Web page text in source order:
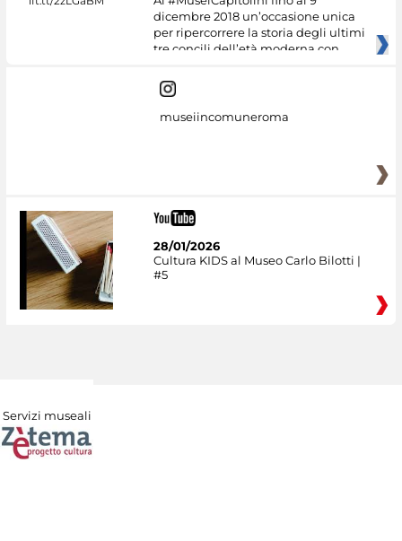
dicembre 2018 un’occasione unica
per ripercorrere la storia degli ultimi
tre concili dell’età moderna con
museiincomuneroma
28/01/2026
Cultura KIDS al Museo Carlo Bilotti |
#5
Servizi museali